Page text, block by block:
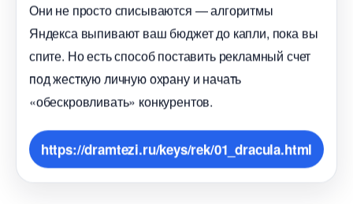
Они не просто списываются — алгоритмы
Яндекса выпивают ваш бюджет до капли, пока вы
спите. Но есть способ поставить рекламный счет
под жесткую личную охрану и начать
«обескровливать» конкурентов.
https://dramtezi.ru/keys/rek/01_dracula.html